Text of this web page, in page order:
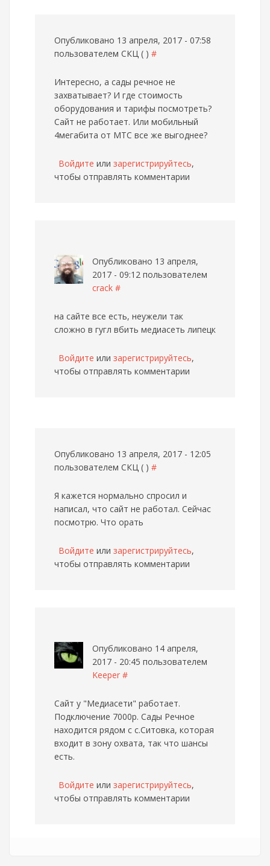
Опубликовано 13 апреля, 2017 - 07:58
пользователем СКЦ ( ) #
Интересно, а сады речное не
захватывает? И где стоимость
оборудования и тарифы посмотреть?
Сайт не работает. Или мобильный
4мегабита от МТС все же выгоднее?
Войдите или зарегистрируйтесь,
чтобы отправлять комментарии
Опубликовано 13 апреля,
2017 - 09:12 пользователем
crack #
на сайте все есть, неужели так
сложно в гугл вбить медиасеть липецк
Войдите или зарегистрируйтесь,
чтобы отправлять комментарии
Опубликовано 13 апреля, 2017 - 12:05
пользователем СКЦ ( ) #
Я кажется нормально спросил и
написал, что сайт не работал. Сейчас
посмотрю. Что орать
Войдите или зарегистрируйтесь,
чтобы отправлять комментарии
Опубликовано 14 апреля,
2017 - 20:45 пользователем
Keeper #
Сайт у "Медиасети" работает.
Подключение 7000р. Сады Речное
находится рядом с с.Ситовка, которая
входит в зону охвата, так что шансы
есть.
Войдите или зарегистрируйтесь,
чтобы отправлять комментарии